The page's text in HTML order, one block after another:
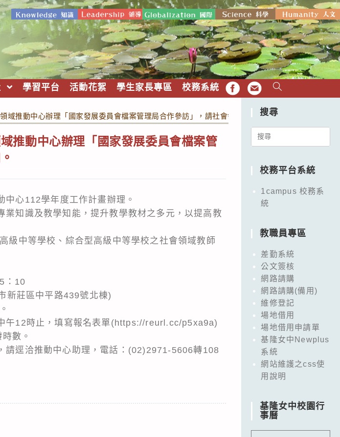
學習平台 活動花絮 學生家長專區 校務系統 FB EMAIL
域推動中心辦理「國家發展委員會檔案管理局合作參訪」，請社會領域教師參加。
推動中心辦理「國家發展委員會檔案管
心112學年度工作計畫辦理。
知識及教學知能，提升教學教材之多元，以提高教
級中等學校、綜合型高級中等學校之社會領域教師
：10
新莊區中平路439號北棟)
午12時止，填寫報名表單(https://reurl.cc/p5xa9a)
數。
請逕洽推動中心助理，電話：(02)2971-5606轉108
搜尋
Search
校務平台系統
1campus 校務系
統
教職員專區
差勤系統
公文簽核
網路請購
網路請購(備用)
維修登記
場地借用
場地借用申請單
基隆女中Newplus
系統
網站維護之css使
用說明
基隆女中校園行
事曆